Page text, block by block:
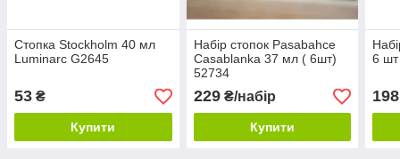
Стопка Stockholm 40 мл
Luminarc G2645
53 ₴
Купити
Набір стопок Pasabahce
Casablanka 37 мл ( 6шт)
52734
229₴/набір
Купити
6
198